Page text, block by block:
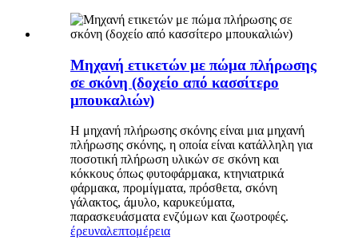
Μηχανή ετικετών με πώμα πλήρωσης
σε σκόνη (δοχείο από κασσίτερο
μπουκαλιών)
Η μηχανή πλήρωσης σκόνης είναι μια μηχανή
πλήρωσης σκόνης, η οποία είναι κατάλληλη για
ποσοτική πλήρωση υλικών σε σκόνη και
κόκκους όπως φυτοφάρμακα, κτηνιατρικά
φάρμακα, προμίγματα, πρόσθετα, σκόνη
γάλακτος, άμυλο, καρυκεύματα,
παρασκευάσματα ενζύμων και ζωοτροφές.
έρευναλεπτομέρεια